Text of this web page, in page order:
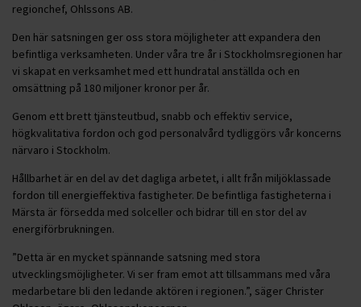
regionchef, Ohlssons AB.
Den här satsningen ger oss stora möjligheter att expandera den
befintliga verksamheten. Under våra tre år i Stockholmsregionen har
vi skapat en verksamhet med ett hundratal anställda och en
omsättning på 180 miljoner kronor per år.
Genom ett brett tjänsteutbud, snabb och effektiv service,
högkvalitativa fordon och god personalvård tydliggörs vår koncerns
närvaro i Stockholm.
Hållbarhet är en del av det dagliga arbetet, i allt från miljöklassade
fordon till energieffektiva fastigheter. De befintliga fastigheterna i
Märsta är försedda med solceller och bidrar till en stor del av
energiförbrukningen.
”Detta är en mycket spännande satsning med stora
utvecklingsmöjligheter. Vi ser fram emot att tillsammans med våra
medarbetare bli den ledande aktören i regionen.”, säger Christer